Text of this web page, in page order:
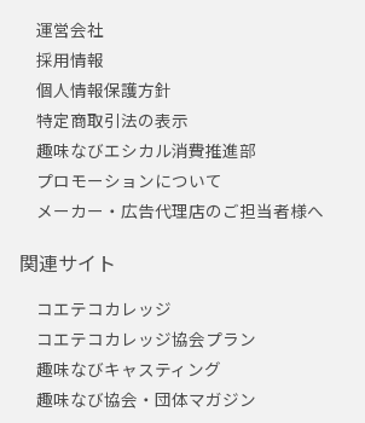
運営会社
採用情報
個人情報保護方針
特定商取引法の表示
趣味なびエシカル消費推進部
プロモーションについて
メーカー・広告代理店のご担当者様へ
関連サイト
コエテコカレッジ
コエテコカレッジ協会プラン
趣味なびキャスティング
趣味なび協会・団体マガジン